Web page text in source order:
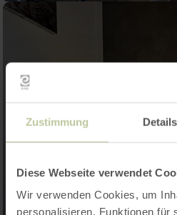
Zustimmung Details
Diese Webseite verwendet
Wir verwenden Cookies, um
personalisieren, Funktionen für